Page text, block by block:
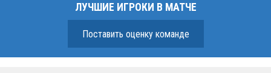
ЛУЧШИЕ ИГРОКИ В МАТЧЕ
Поставить оценку команде